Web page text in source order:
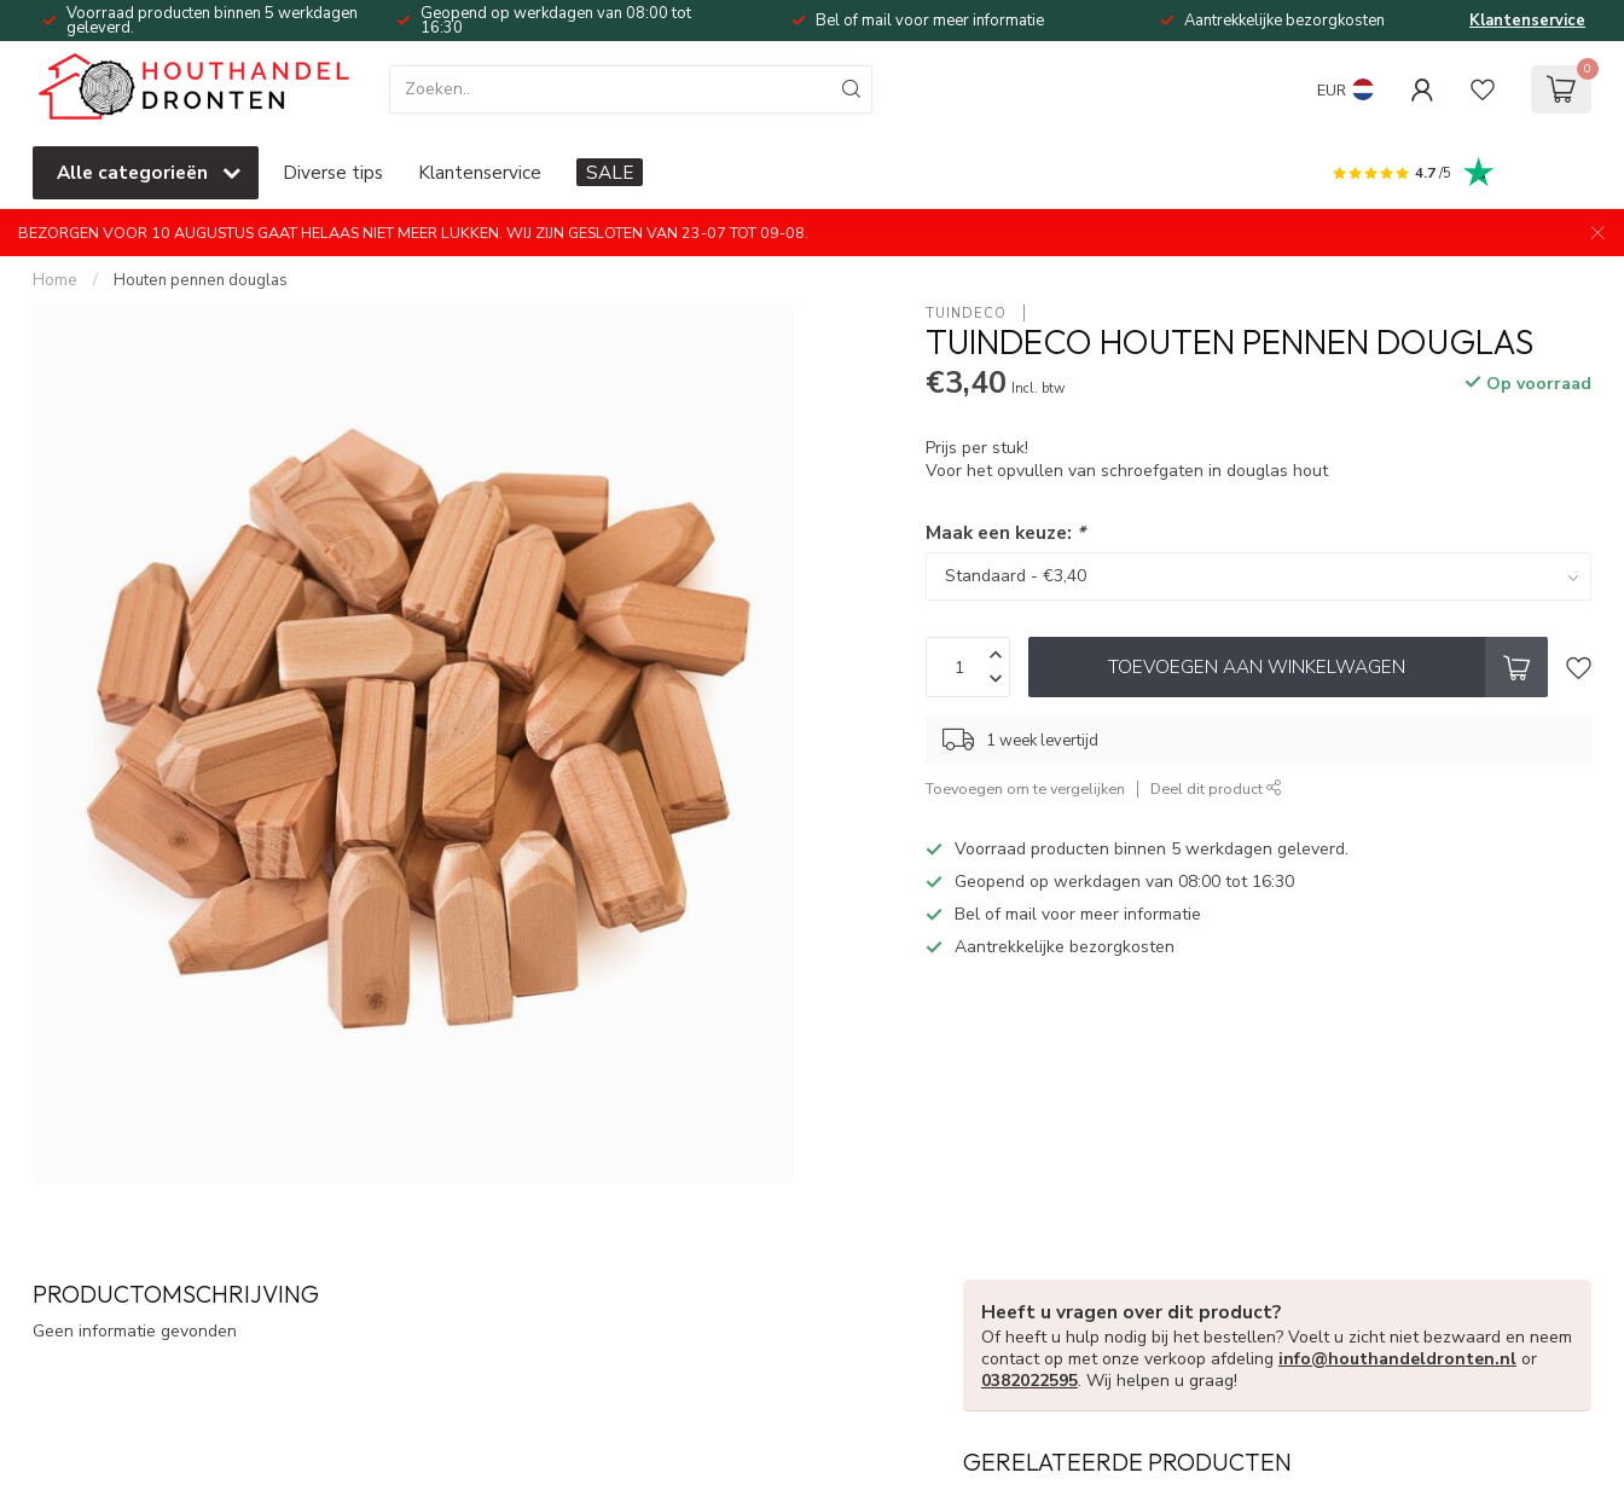
Voorraad producten binnen 5 werkdagen
geleverd.
Geopend op werkdagen van 08:00 tot
16:30 Bel of mail voor meer informatie Aantrekkelijke bezorgkosten Klantenservice
EUR
0
Alle categorieën Diverse tips Klantenservice SALE 4.7/5
BEZORGEN VOOR 10 AUGUSTUS GAAT HELAAS NIET MEER LUKKEN. WIJ ZIJN GESLOTEN VAN 23-07 TOT 09-08.
Home / Houten pennen douglas
TUINDECO
TUINDECO HOUTEN PENNEN DOUGLAS
€3,40 Incl. btw Op voorraad
Prijs per stuk!
Voor het opvullen van schroefgaten in douglas hout
Maak een keuze: *
TOEVOEGEN AAN WINKELWAGEN
1 week levertijd
Toevoegen om te vergelijken Deel dit product
Voorraad producten binnen 5 werkdagen geleverd.
Geopend op werkdagen van 08:00 tot 16:30
Bel of mail voor meer informatie
Aantrekkelijke bezorgkosten
PRODUCTOMSCHRIJVING
Geen informatie gevonden
Heeft u vragen over dit product?
Of heeft u hulp nodig bij het bestellen? Voelt u zicht niet bezwaard en neem
contact op met onze verkoop afdeling info@houthandeldronten.nl or
0382022595. Wij helpen u graag!
GERELATEERDE PRODUCTEN